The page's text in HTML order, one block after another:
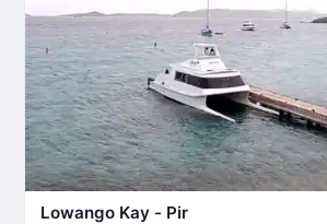
Lowango Kay - Pir